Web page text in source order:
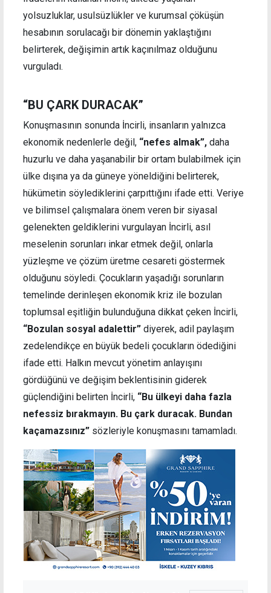
yolsuzluklar, usulsüzlükler ve kurumsal çöküşün
hesabının sorulacağı bir dönemin yaklaştığını
belirterek, değişimin artık kaçınılmaz olduğunu
vurguladı.
“BU ÇARK DURACAK”
Konuşmasının sonunda İncirli, insanların yalnızca
ekonomik nedenlerle değil, “nefes almak”, daha
huzurlu ve daha yaşanabilir bir ortam bulabilmek için
ülke dışına ya da güneye yöneldiğini belirterek,
hükümetin söylediklerini çarpıttığını ifade etti. Veriye
ve bilimsel çalışmalara önem veren bir siyasal
gelenekten geldiklerini vurgulayan İncirli, asıl
meselenin sorunları inkar etmek değil, onlarla
yüzleşme ve çözüm üretme cesareti göstermek
olduğunu söyledi. Çocukların yaşadığı sorunların
temelinde derinleşen ekonomik kriz ile bozulan
toplumsal eşitliğin bulunduğuna dikkat çeken İncirli,
“Bozulan sosyal adalettir” diyerek, adil paylaşım
zedelendikçe en büyük bedeli çocukların ödediğini
ifade etti. Halkın mevcut yönetim anlayışını
gördüğünü ve değişim beklentisinin giderek
güçlendiğini belirten İncirli, “Bu ülkeyi daha fazla
nefessiz bırakmayın. Bu çark duracak. Bundan
kaçamazsınız” sözleriyle konuşmasını tamamladı.